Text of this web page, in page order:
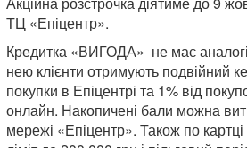
ТЦ «Епіцентр».
Кредитка «ВИГОДА» не має
нею клієнти отримують подвійний
покупки в Епіцентрі та 1% від
онлайн. Накопичені бали можна
мережі «Епіцентр». Також по